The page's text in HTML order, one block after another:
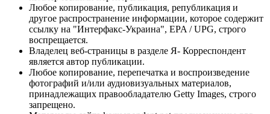
Любое копирование, публикация, републикация и
другое распространение информации, которое содержит
ссылку на "Интерфакс-Украина", EPA / UPG, строго
воспрещается.
Владелец веб-страницы в разделе Я- Корреспондент
является автор публикации.
Любое копирование, перепечатка и воспроизведение
фотографий и/или аудиовизуальных материалов,
принадлежащих правообладателю Getty Images, строго
запрещено.